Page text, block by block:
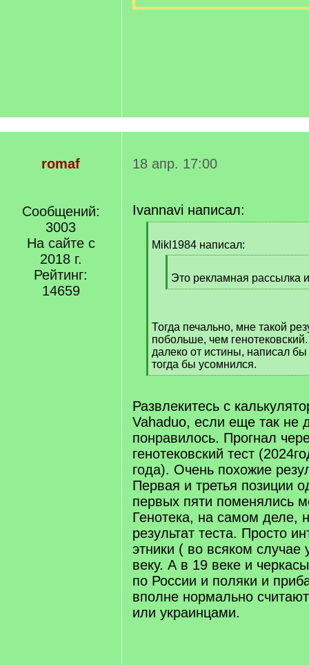
romaf
Сообщений:
3003
На сайте с
2018 г.
Рейтинг:
14659
18 апр. 17:00
Ivannavi написал:
q
Mikl1984 написал:
q
]
Это рекламная рассылка
[
]
Тогда печально, мне такой
побольше, чем
далеко от истины, написал
тогда бы усомнился.
[
q
]
Развлекитесь с
Vahaduo, если еще так не
понравилось. Прогнал
генотековский тест
года). Очень похожие
Первая и третья позиции
первых пяти поменялись
Генотека, на самом деле,
результат теста. Просто
этники ( во всяком случае
веку. А в 19 веке и
по России и поляки и
вполне нормально
или украинцами.